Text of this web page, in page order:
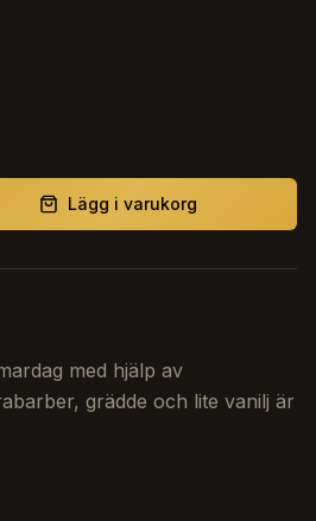
Lägg i varukorg
med hjälp av
grädde och lite vanilj är